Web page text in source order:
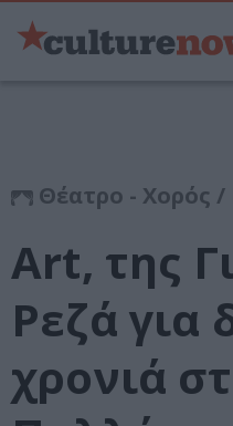
Θέατρο - Χορός /
Art, της
Ρεζά για
χρονιά